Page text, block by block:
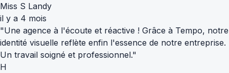
Miss S Landy
il y a 4 mois
"Une agence à l'écoute et réactive ! Grâce à Tempo, notre
identité visuelle reflète enfin l'essence de notre entreprise.
Un travail soigné et professionnel."
H